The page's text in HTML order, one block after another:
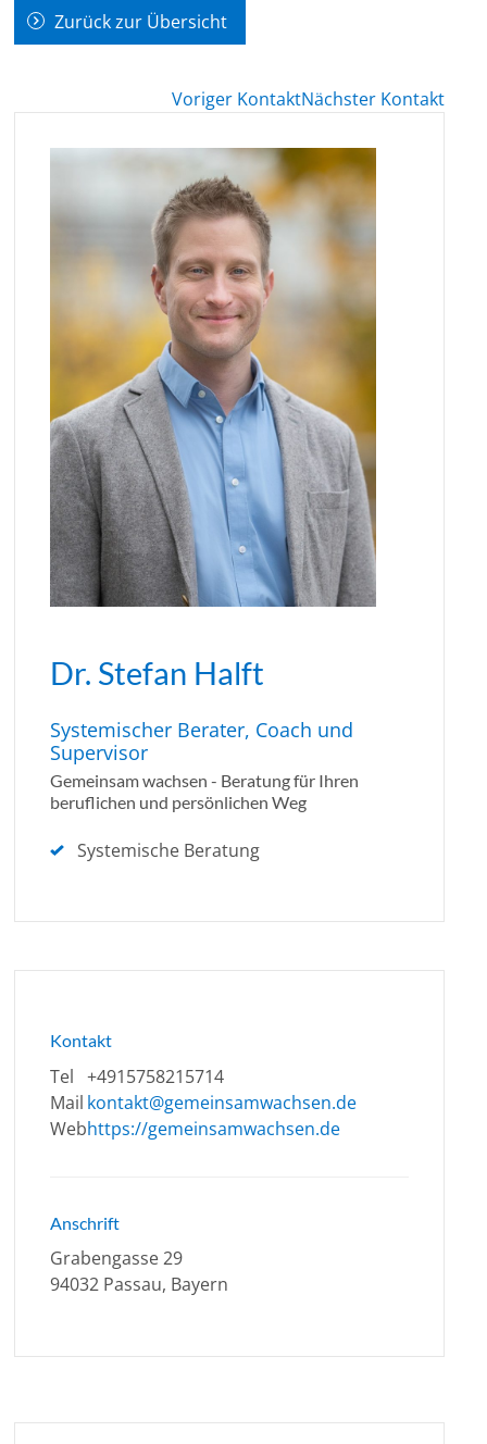
Zurück zur Übersicht
Voriger KontaktNächster Kontakt
Dr. Stefan Halft
Systemischer Berater, Coach und
Supervisor
Gemeinsam wachsen - Beratung für Ihren
beruflichen und persönlichen Weg
Systemische Beratung
Kontakt
Tel +4915758215714
Mail kontakt@gemeinsamwachsen.de
Webhttps://gemeinsamwachsen.de
Anschrift
Grabengasse 29
94032 Passau, Bayern